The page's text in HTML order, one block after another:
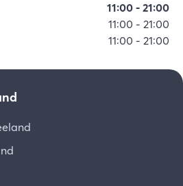
11:00 - 21:00
11:00 - 21:00
11:00 - 21:00